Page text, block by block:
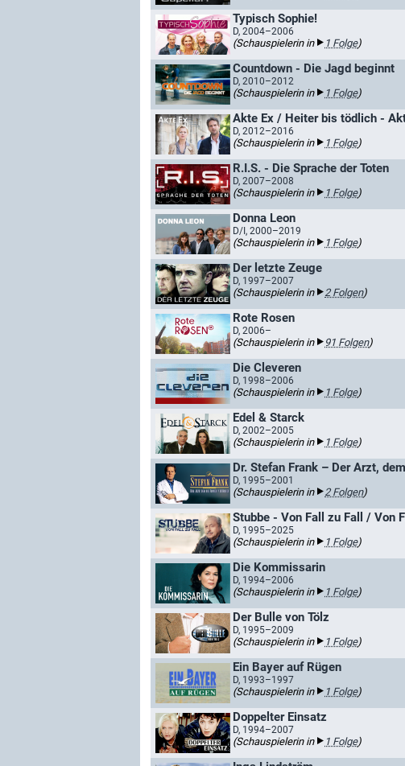
Typisch Sophie!
D, 2004–2006
(Schauspielerin in 1 Folge)
Countdown - Die Jagd beginnt
D, 2010–2012
(Schauspielerin in 1 Folge)
Akte Ex / Heiter bis tödlich -
D, 2012–2016
(Schauspielerin in 1 Folge)
R.I.S. - Die Sprache der Toten
D, 2007–2008
(Schauspielerin in 1 Folge)
Donna Leon
D/I, 2000–2019
(Schauspielerin in 1 Folge)
Der letzte Zeuge
D, 1997–2007
(Schauspielerin in 2 Folgen)
Rote Rosen
D, 2006–
(Schauspielerin in 91 Folgen)
Die Cleveren
D, 1998–2006
(Schauspielerin in 1 Folge)
Edel & Starck
D, 2002–2005
(Schauspielerin in 1 Folge)
Dr. Stefan Frank – Der Arzt,
D, 1995–2001
(Schauspielerin in 2 Folgen)
Stubbe - Von Fall zu Fall / Von
D, 1995–2025
(Schauspielerin in 1 Folge)
Die Kommissarin
D, 1994–2006
(Schauspielerin in 1 Folge)
Der Bulle von Tölz
D, 1995–2009
(Schauspielerin in 1 Folge)
Ein Bayer auf Rügen
D, 1993–1997
(Schauspielerin in 1 Folge)
Doppelter Einsatz
D, 1994–2007
(Schauspielerin in 1 Folge)